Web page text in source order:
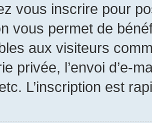
vous inscrire pour
vous permet de
aux visiteurs
privée, l’envoi d’e-
L’inscription est